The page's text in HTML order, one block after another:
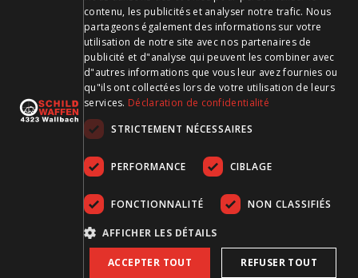
Visitez-nous sur les médias sociaux et restez à jour !
FRENCH
contenu, les publicités et analyser notre trafic. Nous
partageons également des informations sur votre
utilisation de notre site avec nos partenaires de
publicité et d"analyse qui peuvent les combiner avec
d"autres informations que vous leur avez fournies ou
qu"ils ont collectées lors de votre utilisation de leurs
services. Déclaration de confidentialité
STRICTEMENT NÉCESSAIRES
PERFORMANCE CIBLAGE
FONCTIONNALITÉ NON CLASSIFIÉS
AFFICHER LES DÉTAILS
ACCEPTER TOUT REFUSER TOUT